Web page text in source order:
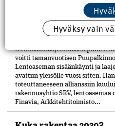
Lentoterminaalin
voitti Puupalkinnon
terminaalilaajennuksen puinen
voitti tämänvuotisen
Lentoaseman sisäänkäynti ja
avattiin yleisölle vuosi sitten.
toteuttaneeseen allianssiin
rakennusyhtiö SRV, lentoasemaa
Finavia, Arkkitehtitoimisto...
Hyväksy vain